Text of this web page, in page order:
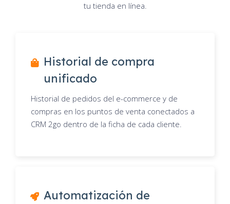
tu tienda en línea.
Historial de compra
unificado
Historial de pedidos del e-commerce y de
compras en los puntos de venta conectados a
CRM 2go dentro de la ficha de cada cliente.
Automatización de